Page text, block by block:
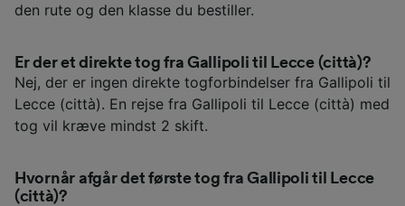
den rute og den klasse du bestiller.
Er der et direkte tog fra Gallipoli til Lecce (città)?
Nej, der er ingen direkte togforbindelser fra Gallipoli til
Lecce (città). En rejse fra Gallipoli til Lecce (città) med
tog vil kræve mindst 2 skift.
Hvornår afgår det første tog fra Gallipoli til Lecce
(città)?